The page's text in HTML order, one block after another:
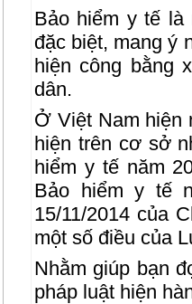
Bảo hiểm y tế là
đặc biệt, mang ý
hiện công bằng
dân.
Ở Việt Nam hiện
hiện trên cơ sở
hiểm y tế năm
Bảo hiểm y tế
15/11/2014 của
một số điều của
Nhằm giúp bạn
pháp luật hiện